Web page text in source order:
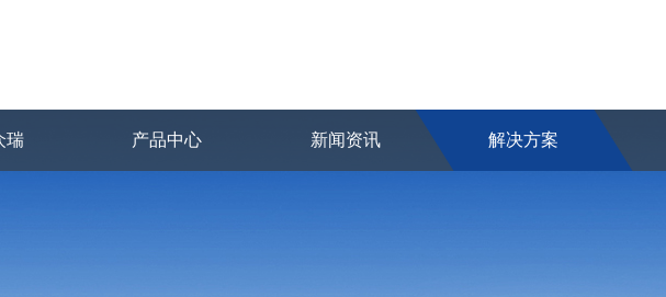
瑞 产品中心 新闻资讯 解决方案